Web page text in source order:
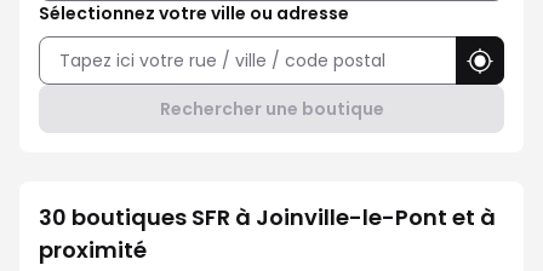
Sélectionnez votre ville ou adresse
Rechercher une boutique
30 boutiques SFR à Joinville-le-Pont et à
proximité